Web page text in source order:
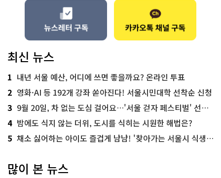
최신 뉴스
1 내년 서울 예산, 어디에 쓰면 좋을까요? 온라인 투표
2 영화·AI 등 192개 강좌 쏟아진다! 서울시민대학 선착순 신청
3 9월 20일, 차 없는 도심 걸어요…'서울 걷자 페스티벌' 선착순 5천명
4 밤에도 식지 않는 더위, 도시를 식히는 시원한 해법은?
5 채소 싫어하는 아이도 즐겁게 냠냠! '찾아가는 서울시 식생활 교육' 현장
많이 본 뉴스